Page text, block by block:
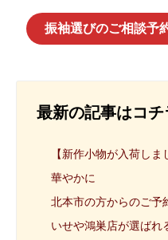
振袖選びのご相談予
最新の記事はコチ
【新作小物が入荷し
華やかに
北本市の方からのご予
いせや鴻巣店が選ばれ